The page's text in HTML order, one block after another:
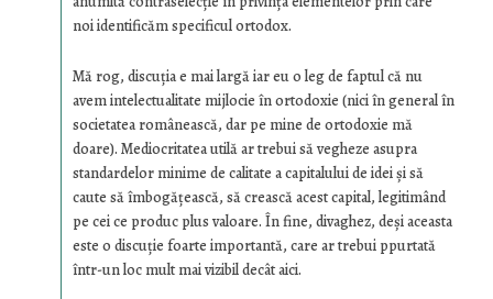
noi identificăm specificul ortodox.
Mă rog, discuţia e mai largă iar eu o leg de faptul că nu
avem intelectualitate mijlocie în ortodoxie (nici în general în
societatea românească, dar pe mine de ortodoxie mă
doare). Mediocritatea utilă ar trebui să vegheze asupra
standardelor minime de calitate a capitalului de idei şi să
caute să îmbogăţească, să crească acest capital, legitimând
pe cei ce produc plus valoare. În fine, divaghez, deşi aceasta
este o discuţie foarte importantă, care ar trebui ppurtată
într-un loc mult mai vizibil decât aici.